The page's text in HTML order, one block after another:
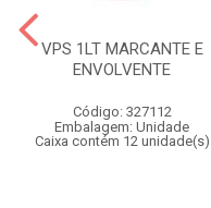
VPS 1LT MARCANTE E
ENVOLVENTE
Código: 327112
Embalagem: Unidade
Caixa contém 12 unidade(s)